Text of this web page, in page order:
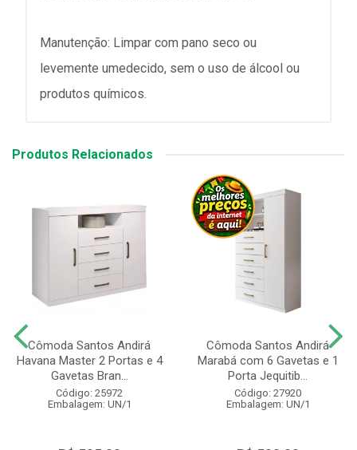
Manutenção: Limpar com pano seco ou
levemente umedecido, sem o uso de álcool ou
produtos químicos.
Produtos Relacionados
Cômoda Santos Andirá
Havana Master 2 Portas e 4
Gavetas Bran...
Código: 25972
Embalagem: UN/1
Cômoda Santos Andirá
Marabá com 6 Gavetas e 1
Porta Jequitib...
Código: 27920
Embalagem: UN/1